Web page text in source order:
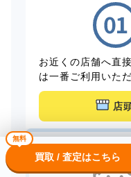
お近くの店舗へ直
は一番ご利用いた
店
無料
買取 / 査定はこちら